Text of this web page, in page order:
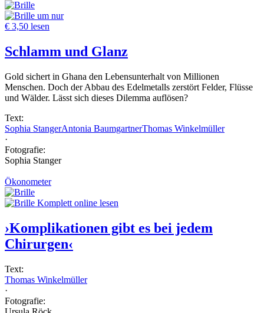
um nur
€ 3,50 lesen
Schlamm und Glanz
Gold sichert in Ghana den Lebensunterhalt von Millionen
Menschen. Doch der Abbau des Edelmetalls zerstört Felder, Flüsse
und Wälder. Lässt sich dieses Dilemma auflösen?
Text:
Sophia StangerAntonia BaumgartnerThomas Winkelmüller
·
Fotografie:
Sophia Stanger
Ökonometer
Komplett online lesen
›Komplikationen gibt es bei jedem
Chirurgen‹
Text:
Thomas Winkelmüller
·
Fotografie: